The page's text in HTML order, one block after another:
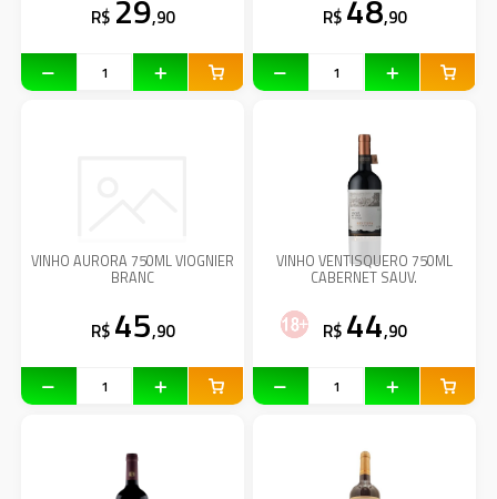
R$ 29,90 R$ 48,90
VINHO AURORA 750ML VIOGNIER
BRANC
R$ 45,90
VINHO VENTISQUERO 750ML
CABERNET SAUV.
R$ 44,90